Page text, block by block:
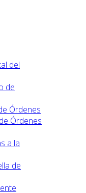
del
de
Órdenes
Órdenes
a la
de